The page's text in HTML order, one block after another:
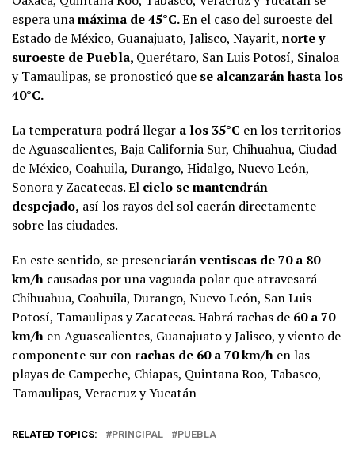
espera unamáxima de 45°C.En el caso del suroeste del
Estado de México, Guanajuato, Jalisco, Nayarit, norte y
suroeste de Puebla, Querétaro, San Luis Potosí, Sinaloa
y Tamaulipas, se pronosticó que se alcanzarán hasta los
40°C.
La temperatura podrá llegar a los 35°C en los territorios
de Aguascalientes, Baja California Sur, Chihuahua, Ciudad
de México, Coahuila, Durango, Hidalgo, Nuevo León,
Sonora y Zacatecas. El cielo se mantendrán
despejado, así los rayos del sol caerán directamente
sobre las ciudades.
En este sentido, se presenciaránventiscas de 70 a 80
km/h causadas por una vaguada polar que atravesará
Chihuahua, Coahuila, Durango, Nuevo León, San Luis
Potosí, Tamaulipas y Zacatecas. Habrá rachas de 60 a 70
km/h en Aguascalientes, Guanajuato y Jalisco, y viento de
componente sur con rachas de 60 a 70 km/h en las
playas de Campeche, Chiapas, Quintana Roo, Tabasco,
Tamaulipas, Veracruz y Yucatán
RELATED TOPICS: PRINCIPAL PUEBLA